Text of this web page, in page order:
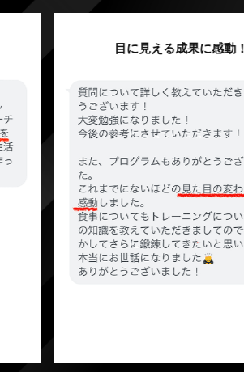
目に見える成果に感動！